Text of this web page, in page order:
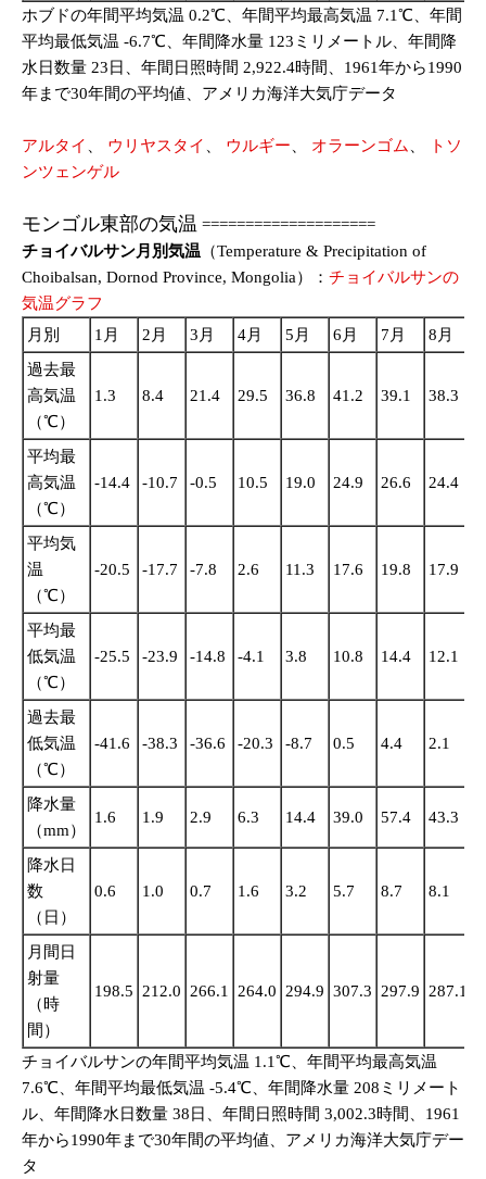
ホブドの年間平均気温 0.2℃、年間平均最高気温 7.1℃、年間
平均最低気温 -6.7℃、年間降水量 123ミリメートル、年間降
水日数量 23日、年間日照時間 2,922.4時間、1961年から1990
年まで30年間の平均値、アメリカ海洋大気庁データ
アルタイ 、 ウリヤスタイ 、 ウルギー、 オラーンゴム、
トソ
ンツェンゲル
モンゴル東部の気温 ====================
チョイバルサン月別気温 （Temperature & Precipitation of
Choibalsan, Dornod Province, Mongolia）： チョイバルサンの
気温グラフ
月別
1月 2月 3月 4月 5月 6月 7月 8月
過去最
高気温
（℃）
1.3 8.4 21.4 29.5 36.8 41.2 39.1 38.3
平均最
高気温
（℃）
-14.4 -10.7 -0.5 10.5 19.0 24.9 26.6 24.4
平均気
温
（℃）
-20.5 -17.7 -7.8 2.6 11.3 17.6 19.8 17.9
平均最
低気温
（℃）
-25.5 -23.9 -14.8 -4.1 3.8 10.8 14.4 12.1
過去最
低気温
（℃）
-41.6 -38.3 -36.6 -20.3 -8.7 0.5 4.4 2.1
降水量
（mm）
1.6 1.9 2.9 6.3 14.4 39.0 57.4 43.3
降水日
数
（日）
0.6 1.0 0.7 1.6 3.2 5.7 8.7 8.1
月間日
射量
（時
間）
198.5 212.0 266.1 264.0 294.9 307.3 297.9 287.1
チョイバルサンの年間平均気温 1.1℃、年間平均最高気温
7.6℃、年間平均最低気温 -5.4℃、年間降水量 208ミリメート
ル、年間降水日数量 38日、年間日照時間 3,002.3時間、1961
年から1990年まで30年間の平均値、アメリカ海洋大気庁デー
タ